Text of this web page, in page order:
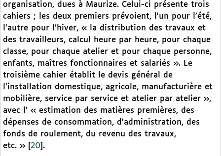
organisation, dues à Maurize. Celui-ci présente trois
cahiers ; les deux premiers prévoient, l’un pour l’été,
l’autre pour l’hiver, « la distribution des travaux et
des travailleurs, calcul heure par heure, pour chaque
classe, pour chaque atelier et pour chaque personne,
enfants, maîtres fonctionnaires et salariés ». Le
troisième cahier établit le devis général de
l’installation domestique, agricole, manufacturière et
mobilière, service par service et atelier par atelier »,
avec l’ « estimation des matières premières, des
dépenses de consommation, d’administration, des
fonds de roulement, du revenu des travaux,
etc. »
20 .